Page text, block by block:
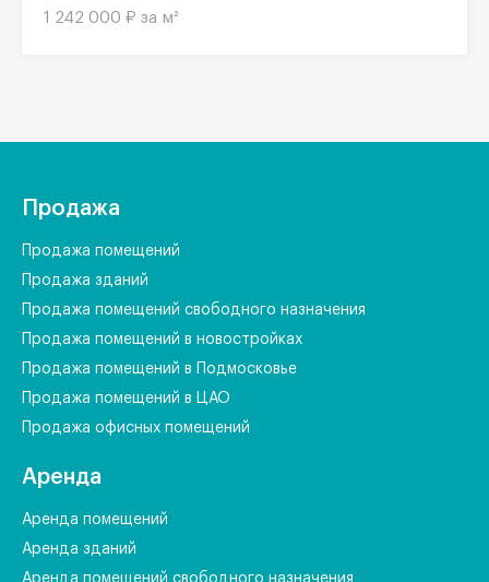
1 242 000 ₽ за м²
Продажа
Продажа помещений
Продажа зданий
Продажа помещений свободного назначения
Продажа помещений в новостройках
Продажа помещений в Подмосковье
Продажа помещений в ЦАО
Продажа офисных помещений
Аренда
Аренда помещений
Аренда зданий